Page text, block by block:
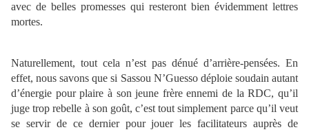
avec de belles promesses qui resteront bien évidemment lettres
mortes.
Naturellement, tout cela n’est pas dénué d’arrière-pensées. En
effet, nous savons que si Sassou N’Guesso déploie soudain autant
d’énergie pour plaire à son jeune frère ennemi de la RDC, qu’il
juge trop rebelle à son goût, c’est tout simplement parce qu’il veut
se servir de ce dernier pour jouer les facilitateurs auprès de